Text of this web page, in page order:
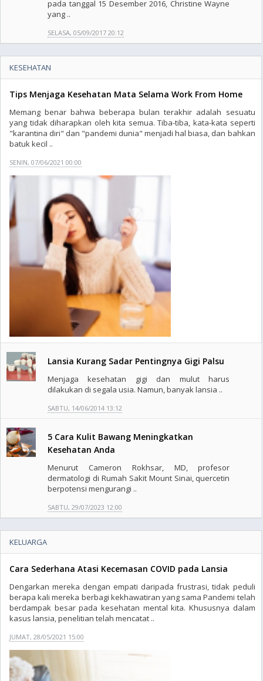
pada tanggal 15 Desember 2016, Christine Wayne
yang ..
SELASA, 05/09/2017 20:12
KESEHATAN
Tips Menjaga Kesehatan Mata Selama Work From Home
Memang benar bahwa beberapa bulan terakhir adalah sesuatu
yang tidak diharapkan oleh kita semua. Tiba-tiba, kata-kata seperti
"karantina diri" dan "pandemi dunia" menjadi hal biasa, dan bahkan
batuk kecil ..
SENIN, 07/06/2021 00:00
Lansia Kurang Sadar Pentingnya Gigi Palsu
Menjaga kesehatan gigi dan mulut harus
dilakukan di segala usia. Namun, banyak lansia ..
SABTU, 14/06/2014 13:12
5 Cara Kulit Bawang Meningkatkan
Kesehatan Anda
Menurut Cameron Rokhsar, MD, profesor
dermatologi di Rumah Sakit Mount Sinai, quercetin
berpotensi mengurangi ..
SABTU, 29/07/2023 12:00
KELUARGA
Cara Sederhana Atasi Kecemasan COVID pada Lansia
Dengarkan mereka dengan empati daripada frustrasi, tidak peduli
berapa kali mereka berbagi kekhawatiran yang sama Pandemi telah
berdampak besar pada kesehatan mental kita. Khususnya dalam
kasus lansia, penelitian telah mencatat ..
JUMAT, 28/05/2021 15:00